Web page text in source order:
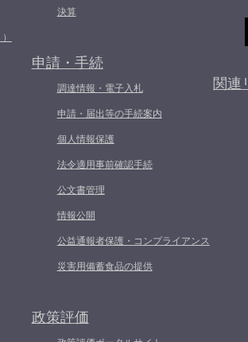
決算
申請・手続
調達情報・電子入札
申請・届出等の手続案内
個人情報保護
法令適用事前確認手続
公文書管理
情報公開
公益通報者保護・コンプライアンス
災害用備蓄食品の提供
政策評価
関連